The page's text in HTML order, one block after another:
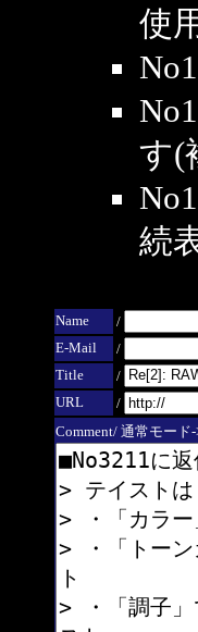
使
す(
続
Name
/
E-Mail
/
Title
/
URL
/
Comment/ 通常モード-